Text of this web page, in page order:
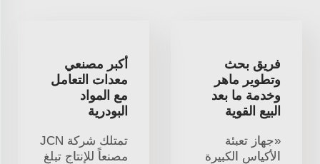
فريق بحث
وتطوير ماهر
وخدمة ما بعد
البيع القوية
«جهاز تعبئة
الأكياس الكبيرة
أكبر مصنعي
معدات التعامل
مع المواد
البودرية
تمتلك شركة JCN
مصنعاً للإنتاج تبلغ